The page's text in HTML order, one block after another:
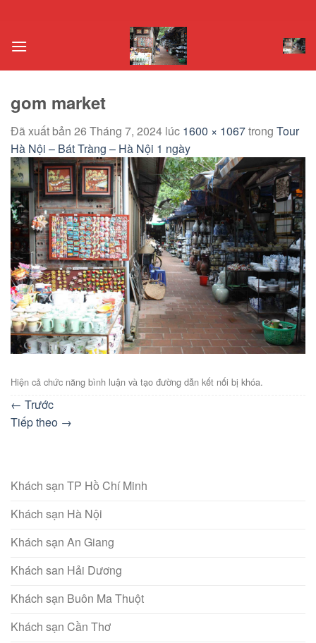
nội
gom market
Đã xuất bản 26 Tháng 7, 2024 lúc 1600 × 1067trong Tour
Hà Nội – Bát Tràng – Hà Nội 1 ngày
Hiện cả chức năng bình luận và tạo đường dẫn kết nối bị khóa.
← Trước
Tiếp theo →
Khách sạn TP Hồ Chí Minh
Khách sạn Hà Nội
Khách sạn An Giang
Khách san Hải Dương
Khách sạn Buôn Ma Thuột
Khách sạn Cần Thơ